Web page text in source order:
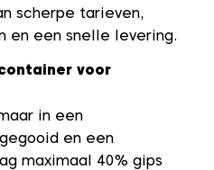
scherpe tarieven,
en een snelle levering.
voor
in een
en een
maximaal 40% gips